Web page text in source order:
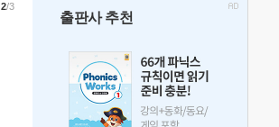
2/3
출판사 추천